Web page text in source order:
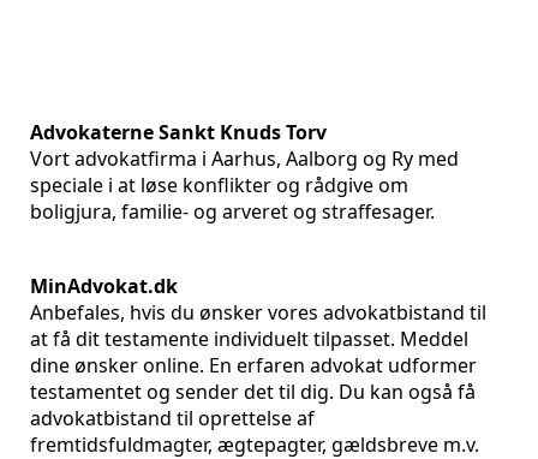
Advokaterne Sankt Knuds Torv
Vort advokatfirma i Aarhus, Aalborg og Ry med
speciale i at løse konflikter og rådgive om
boligjura, familie- og arveret og straffesager.
MinAdvokat.dk
Anbefales, hvis du ønsker vores advokatbistand til
at få dit testamente individuelt tilpasset. Meddel
dine ønsker online. En erfaren advokat udformer
testamentet og sender det til dig. Du kan også få
advokatbistand til oprettelse af
fremtidsfuldmagter, ægtepagter, gældsbreve m.v.